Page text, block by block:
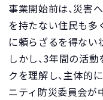
事業開始前は、災害
を持たない住民も多
に頼らざるを得ない
しかし、3年間の活
クを理解し、主体的
ニティ防災委員会が